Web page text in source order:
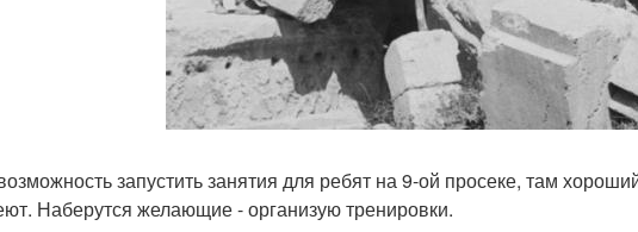
запустить занятия для ребят на 9-ой просеке, там
Наберутся желающие - организую тренировки.